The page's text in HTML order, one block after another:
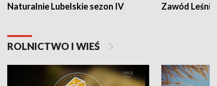
Naturalnie Lubelskie sezon IV Zawód Leśnik
ROLNICTWO I WIEŚ